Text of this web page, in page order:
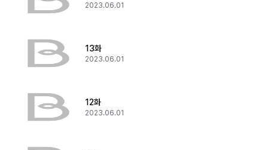
2023.06.01
13화
2023.06.01
12화
2023.06.01